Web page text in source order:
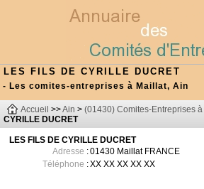
LES FILS DE CYRILLE DUCRET
- Les comites-entreprises à Maillat, Ain
Accueil >>Ain > (01430) Comites-Entreprises
CYRILLE DUCRET
LES FILS DE CYRILLE DUCRET
Adresse :01430 Maillat FRANCE
Téléphone :XX XX XX XX XX